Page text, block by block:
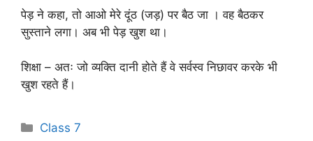
पेड़ ने कहा, तो आओ मेरे दूंठ (जड़) पर बैठ जा । वह बैठकर
सुस्ताने लगा। अब भी पेड़ खुश था।
शिक्षा – अतः जो व्यक्ति दानी होते हैं वे सर्वस्व निछावर करके भी
खुश रहते हैं।
Categories
Class 7